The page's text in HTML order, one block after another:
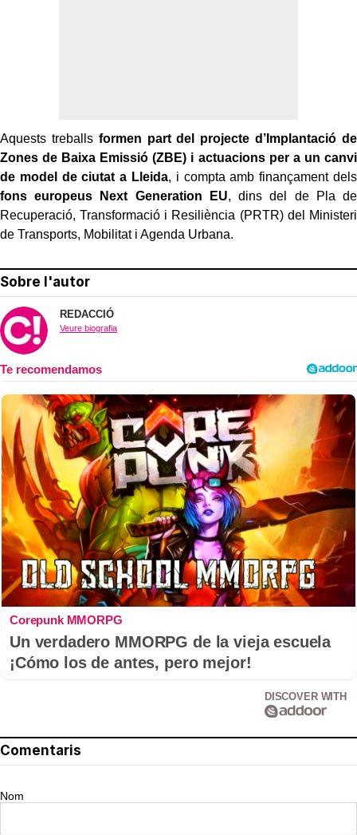
Aquests treballsformen part del projecte d’Implantació de
Zones de Baixa Emissió (ZBE) i actuacions per a un canvi
de model de ciutat a Lleida, i compta amb finançament dels
fons europeus Next Generation EU, dins del de Pla de
Recuperació, Transformació i Resiliència (PRTR) del Ministeri
de Transports, Mobilitat i Agenda Urbana.
Sobre l'autor
REDACCIÓ
Veure biografia
Corepunk MMORPG
Un verdadero MMORPG de la vieja escuela
¡Cómo los de antes, pero mejor!
DISCOVER WITH
Comentaris
Nom